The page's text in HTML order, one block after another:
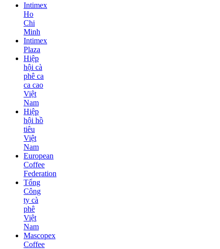
Intimex
Ho
Chi
Minh
Intimex
Plaza
Hiệp
hội cà
phê ca
ca cao
Việt
Nam
Hiệp
hội hồ
tiêu
Việt
Nam
European
Coffee
Federation
Tổng
Công
ty cà
phê
Việt
Nam
Mascopex
Coffee